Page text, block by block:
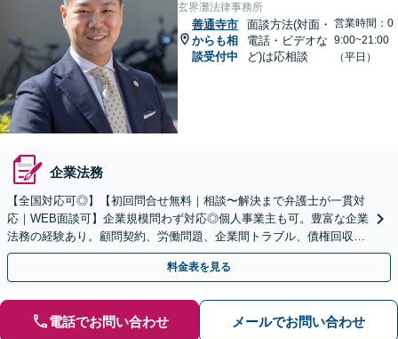
玄界灘法律事務所
善通寺市
からも相
談受付中
面談方法(対面・
電話・ビデオな
ど)は応相談
営業時間：0
9:00~21:00
（平日）
企業法務
【全国対応可◎】【初回問合せ無料｜相談〜解決まで弁護士が一貫対
応｜WEB面談可】企業規模問わず対応◎個人事業主も可。豊富な企業
法務の経験あり。顧問契約、労働問題、企業間トラブル、債権回収、
契約書のリーガルチェック等、サポートします。
料金表を見る
電話でお問い合わせ メールでお問い合わせ